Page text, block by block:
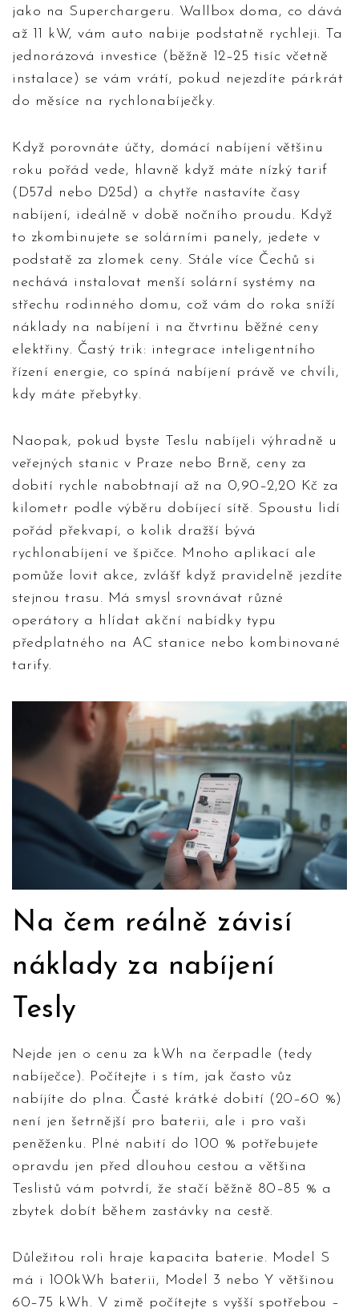
jako na Superchargeru. Wallbox doma, co dává
až 11 kW, vám auto nabije podstatně rychleji. Ta
jednorázová investice (běžně 12–25 tisíc včetně
instalace) se vám vrátí, pokud nejezdíte párkrát
do měsíce na rychlonabíječky.
Když porovnáte účty, domácí nabíjení většinu
roku pořád vede, hlavně když máte nízký tarif
(D57d nebo D25d) a chytře nastavíte časy
nabíjení, ideálně v době nočního proudu. Když
to zkombinujete se solárními panely, jedete v
podstatě za zlomek ceny. Stále více Čechů si
nechává instalovat menší solární systémy na
střechu rodinného domu, což vám do roka sníží
náklady na nabíjení i na čtvrtinu běžné ceny
elektřiny. Častý trik: integrace inteligentního
řízení energie, co spíná nabíjení právě ve chvíli,
kdy máte přebytky.
Naopak, pokud byste Teslu nabíjeli výhradně u
veřejných stanic v Praze nebo Brně, ceny za
dobití rychle nabobtnají až na 0,90–2,20 Kč za
kilometr podle výběru dobíjecí sítě. Spoustu lidí
pořád překvapí, o kolik dražší bývá
rychlonabíjení ve špičce. Mnoho aplikací ale
pomůže lovit akce, zvlášť když pravidelně jezdíte
stejnou trasu. Má smysl srovnávat různé
operátory a hlídat akční nabídky typu
předplatného na AC stanice nebo kombinované
tarify.
Na čem reálně závisí
náklady za nabíjení
Tesly
Nejde jen o cenu za kWh na čerpadle (tedy
nabíječce). Počítejte i s tím, jak často vůz
nabíjíte do plna. Časté krátké dobití (20–60 %)
není jen šetrnější pro baterii, ale i pro vaši
peněženku. Plné nabití do 100 % potřebujete
opravdu jen před dlouhou cestou a většina
Teslistů vám potvrdí, že stačí běžně 80–85 % a
zbytek dobít během zastávky na cestě.
Důležitou roli hraje kapacita baterie. Model S
má i 100kWh baterii, Model 3 nebo Y většinou
60–75 kWh. V zimě počítejte s vyšší spotřebou –